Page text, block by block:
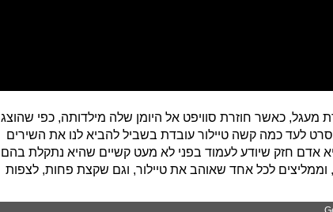
מעגל, כאשר חוזרת סוויפט אל היומן שלה מילדותה, כפי שהוצג
לעד כמה קשה טיילור עובדת בשביל להביא לנו את השירים
אדם חזק שיודע לעמוד בפני לא מעט קשיים שהיא נתקלת בהם
וממליצים לכל אחד שאוהב את טיילור, וגם שקצת פחות, לצפות